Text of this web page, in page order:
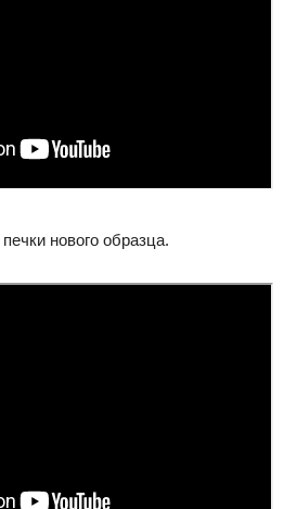
нового образца.